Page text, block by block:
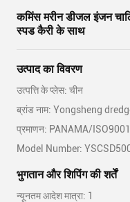
कमिंस मरीन डीजल इंजन
स्पड कैरी के साथ
उत्पाद का विवरण
उत्पत्ति के प्लेस: चीन
ब्रांड नाम: Yongsheng
प्रमाणन: PANAMA/ISO9001
Model Number:
भुगतान और शिपिंग की शर्तें
न्यूनतम आदेश मात्रा: 1